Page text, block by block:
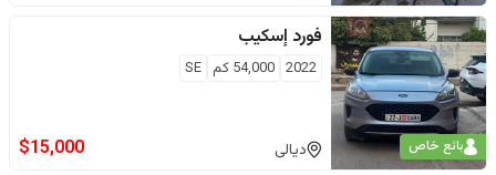
بائع خاص
فورد إسكيب
2022
54,000 كم SE
ديالى $15,000